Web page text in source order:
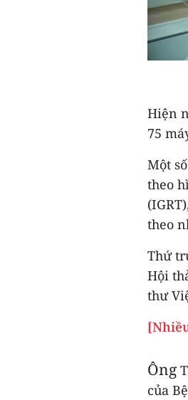
Hiện
75
Một
theo
theo
Thứ
Hội
thư
Ông
của